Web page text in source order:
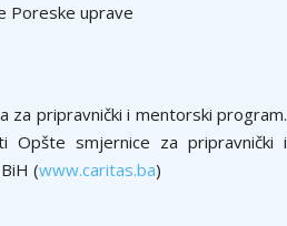
Poreske uprave
za pripravnički i mentorski program.
Opšte smjernice za pripravnički i
(www.caritas.ba)